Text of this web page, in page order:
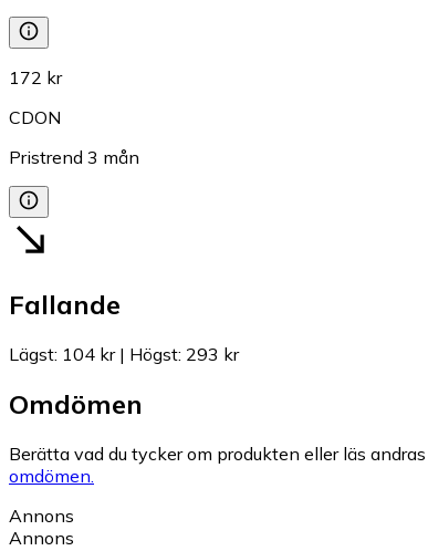
172 kr
CDON
Pristrend 3 mån
Fallande
Lägst: 104 kr| Högst: 293 kr
Omdömen
Berätta vad du tycker om produkten eller läs
omdömen.
Annons
Annons